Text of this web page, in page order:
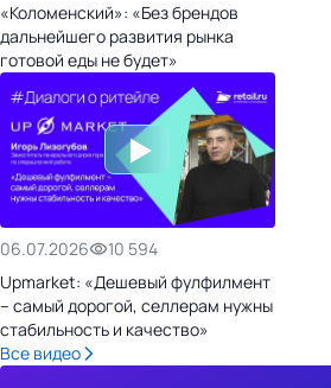
«Коломенский»: «Без брендов
дальнейшего развития рынка
готовой еды не будет»
06.07.2026
10 594
Upmarket: «Дешевый фулфилмент
– самый дорогой, селлерам нужны
стабильность и качество»
Все видео